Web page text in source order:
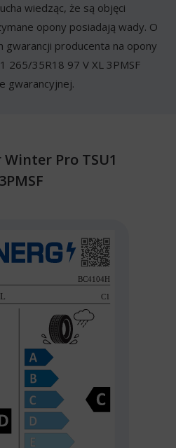
wiedząc, że są objęci
opony posiadają wady. O
gwarancji producenta na opony
265/35R18 97 V XL 3PMSF
gwarancyjnej.
Pro TSU1